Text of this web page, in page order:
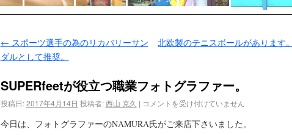
← スポーツ選手の為のリカバリーサン
ダルとして推奨。
北欧製のテニスボールがあります。
SUPERfeetが役立つ職業フォトグラファー。
投稿日: 2017年4月14日 投稿者: 西山 克久 | コメントを受け付けていません
今日は、フォトグラファーのNAMURA氏がご来店下さいました。